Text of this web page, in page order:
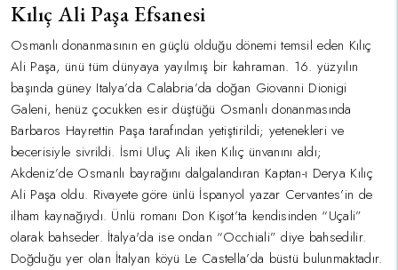
Kılıç Ali Paşa Efsanesi
Osmanlı donanmasının en güçlü olduğu dönemi temsil eden Kılıç
Ali Paşa, ünü tüm dünyaya yayılmış bir kahraman. 16. yüzyılın
başında güney Italya’da Calabria’da doğan Giovanni Dionigi
Galeni, henüz çocukken esir düştüğü Osmanlı donanmasında
Barbaros Hayrettin Paşa tarafından yetiştirildi; yetenekleri ve
becerisiyle sivrildi. İsmi Uluç Ali iken Kılıç ünvanını aldı;
Akdeniz’de Osmanlı bayrağını dalgalandıran Kaptan-ı Derya Kılıç
Ali Paşa oldu. Rivayete göre ünlü İspanyol yazar Cervantes’in de
ilham kaynağıydı. Ünlü romanı Don Kişot’ta kendisinden “Uçali”
olarak bahseder. İtalya'da ise ondan “Occhiali” diye bahsedilir.
Doğduğu yer olan İtalyan köyü Le Castella’da büstü bulunmaktadır.